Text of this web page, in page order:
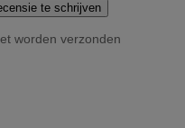
te schrijven
worden verzonden